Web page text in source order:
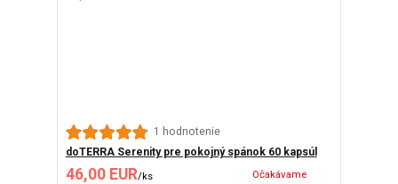
1 hodnotenie
doTERRA Serenity pre pokojný spánok 60 kapsúl
46,00 EUR/ks
Očakávame